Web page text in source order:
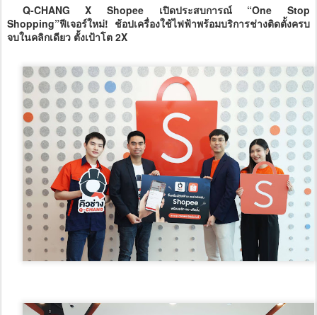
Q-CHANG X Shopee เปิดประสบการณ์ “One Stop
Shopping”ฟีเจอร์ใหม่! ช้อปเครื่องใช้ไฟฟ้าพร้อมบริการช่างติดตั้งครบ
จบในคลิกเดียว ตั้งเป้าโต 2X